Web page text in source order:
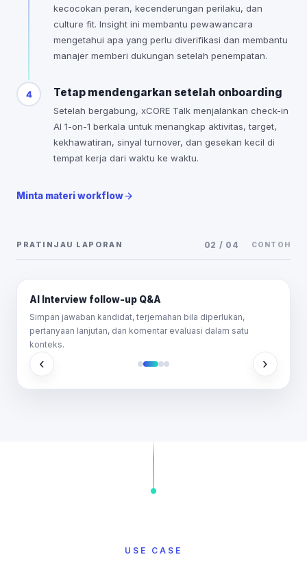
kecocokan peran, kecenderungan perilaku, dan
culture fit. Insight ini membantu pewawancara
mengetahui apa yang perlu diverifikasi dan membantu
manajer memberi dukungan setelah penempatan.
4 Tetap mendengarkan setelah onboarding
Setelah bergabung, xCORE Talk menjalankan check-in
AI 1-on-1 berkala untuk menangkap aktivitas, target,
kekhawatiran, sinyal turnover, dan gesekan kecil di
tempat kerja dari waktu ke waktu.
Minta materi workflow
PRATINJAU LAPORAN 02 / 04 CONTOH
AI Interview follow-up Q&A
Simpan jawaban kandidat, terjemahan bila diperlukan,
pertanyaan lanjutan, dan komentar evaluasi dalam satu
konteks.
‹ ›
USE CASE